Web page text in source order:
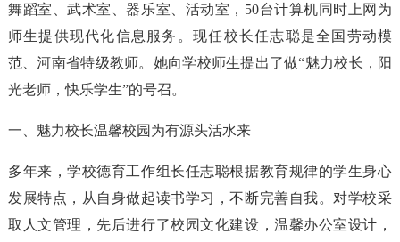
舞蹈室、武术室、器乐室、活动室，50台计算机同时上网为
师生提供现代化信息服务。现任校长任志聪是全国劳动模
范、河南省特级教师。她向学校师生提出了做“魅力校长，阳
光老师，快乐学生”的号召。
一、魅力校长温馨校园为有源头活水来
多年来，学校德育工作组长任志聪根据教育规律的学生身心
发展特点，从自身做起读书学习，不断完善自我。对学校采
取人文管理，先后进行了校园文化建设，温馨办公室设计，